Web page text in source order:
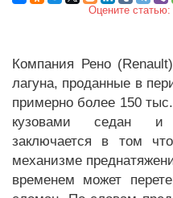
Оцените статью:
Компания Рено
лагуна, проданные в
примерно более 150
кузовами седан и
заключается в том
механизме
временем может